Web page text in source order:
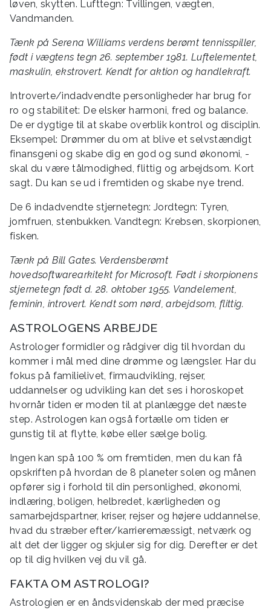
løven, skytten. Lufttegn: Tvillingen, vægten,
Vandmanden.
Tænk på Serena Williams verdens berømt tennisspiller,
født i vægtens tegn 26. september 1981. Luftelementet,
maskulin, ekstrovert. Kendt for aktion og handlekraft.
Introverte/indadvendte personligheder har brug for
ro og stabilitet: De elsker harmoni, fred og balance.
De er dygtige til at skabe overblik kontrol og disciplin.
Eksempel: Drømmer du om at blive et selvstændigt
finansgeni og skabe dig en god og sund økonomi, -
skal du være tålmodighed, flittig og arbejdsom. Kort
sagt. Du kan se ud i fremtiden og skabe nye trend.
De 6 indadvendte stjernetegn: Jordtegn: Tyren,
jomfruen, stenbukken. Vandtegn: Krebsen, skorpionen,
fisken.
Tænk på Bill Gates. Verdensberømt
hovedsoftwarearkitekt for Microsoft. Født i skorpionens
stjernetegn født d. 28. oktober 1955. Vandelement,
feminin, introvert. Kendt som nørd, arbejdsom, flittig.
ASTROLOGENS ARBEJDE
Astrologer formidler og rådgiver dig til hvordan du
kommer i mål med dine drømme og længsler. Har du
fokus på familielivet, firmaudvikling, rejser,
uddannelser og udvikling kan det ses i horoskopet
hvornår tiden er moden til at planlægge det næste
step. Astrologen kan også fortælle om tiden er
gunstig til at flytte, købe eller sælge bolig.
Ingen kan spå 100 % om fremtiden, men du kan få
opskriften på hvordan de 8 planeter solen og månen
opfører sig i forhold til din personlighed, økonomi,
indlæring, boligen, helbredet, kærligheden og
samarbejdspartner, kriser, rejser og højere uddannelse,
hvad du stræber efter/karrieremæssigt, netværk og
alt det der ligger og skjuler sig for dig. Derefter er det
op til dig hvilken vej du vil gå.
FAKTA OM ASTROLOGI?
Astrologien er en åndsvidenskab der med præcise